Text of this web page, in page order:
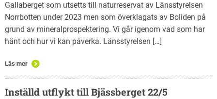
Gallaberget som utsetts till naturreservat av Länsstyrelsen
Norrbotten under 2023 men som överklagats av Boliden på
grund av mineralprospektering. Vi går igenom vad som har
hänt och hur vi kan påverka. Länsstyrelsen […]
Läs mer
Inställd utflykt till Bjässberget 22/5